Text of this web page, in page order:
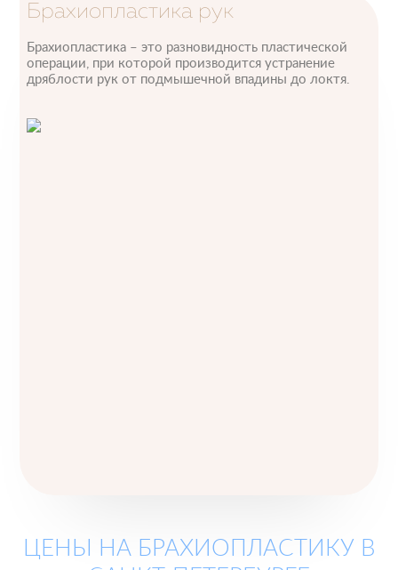
​Брахиопластика рук
Брахиопластика – это разновидность пластической
операции, при которой производится устранение
дряблости рук от подмышечной впадины до локтя.
ЦЕНЫ НА БРАХИОПЛАСТИКУ В